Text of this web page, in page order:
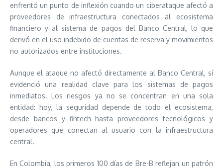
enfrentó un punto de inflexión cuando un ciberataque afectó a
proveedores de infraestructura conectados al ecosistema
financiero y al sistema de pagos del Banco Central, lo que
derivó en el uso indebido de cuentas de reserva y movimientos
no autorizados entre instituciones.
Aunque el ataque no afectó directamente al Banco Central, sí
evidenció una realidad clave para los sistemas de pagos
inmediatos. Los riesgos ya no se concentran en una sola
entidad: hoy, la seguridad depende de todo el ecosistema,
desde bancos y fintech hasta proveedores tecnológicos y
operadores que conectan al usuario con la infraestructura
central.
En Colombia, los primeros 100 días de Bre-B reflejan un patrón